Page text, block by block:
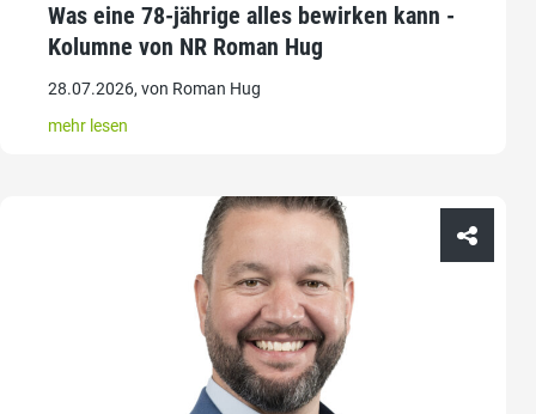
Was eine 78-jährige alles bewirken kann -
Kolumne von NR Roman Hug
28.07.2026, von Roman Hug
mehr lesen